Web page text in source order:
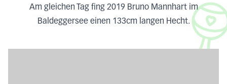
Am gleichen Tag fing 2019 Bruno Mannhart im
Baldeggersee einen 133cm langen Hecht.